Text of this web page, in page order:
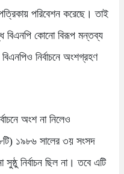
পরিবেশন করেছে। তাই
বিএনপি কোনো বিরূপ মন্তব্য
নির্বাচনে অংশগ্রহণ
অংশ না নিলেও
১৯৮৬ সালের ৩য় সংসদ
নির্বাচন ছিল না। তবে এটি